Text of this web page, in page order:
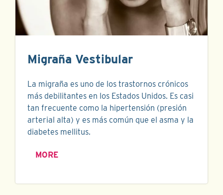
Migraña Vestibular
La migraña es uno de los trastornos crónicos
más debilitantes en los Estados Unidos. Es casi
tan frecuente como la hipertensión (presión
arterial alta) y es más común que el asma y la
diabetes mellitus.
MORE